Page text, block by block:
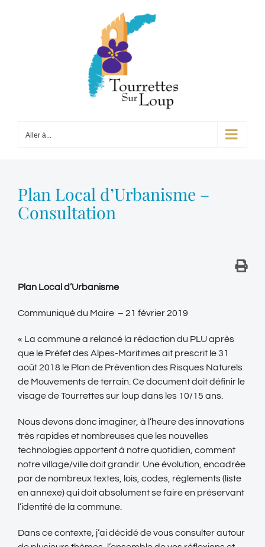
Aller à...
Plan Local d’Urbanisme –
Consultation
Plan Local d’Urbanisme
Communiqué du Maire – 21 février 2019
« La commune a relancé la rédaction du PLU après
que le Préfet des Alpes-Maritimes ait prescrit le 31
août 2018 le Plan de Prévention des Risques Naturels
de Mouvements de terrain. Ce document doit définir le
visage de Tourrettes sur loup dans les 10/15 ans.
Nous devons donc imaginer, à l’heure des innovations
très rapides et nombreuses que les nouvelles
technologies apportent à notre quotidien, comment
notre village/ville doit grandir. Une évolution, encadrée
par de nombreux textes, lois, codes, règlements (liste
en annexe) qui doit absolument se faire en préservant
l’identité de la commune.
Dans ce contexte, j’ai décidé de vous consulter autour